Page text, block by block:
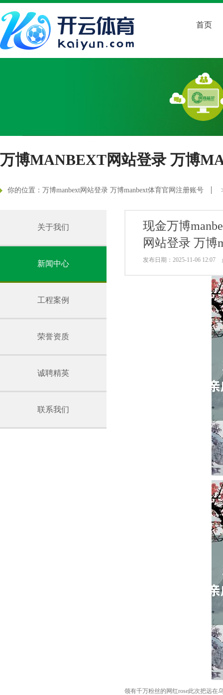
首页
万博MANBEXT网站登录 万博
你的位置： 万博manbext网站登录 万博manbext体育官网注册账号
关于我们
新闻中心
工程案例
荣誉资质
诚聘精英
联系我们
现金万博
网站登录 万博
发布日期：2025-11-06 12:07
领有千万粉丝的网红rose此次把远在